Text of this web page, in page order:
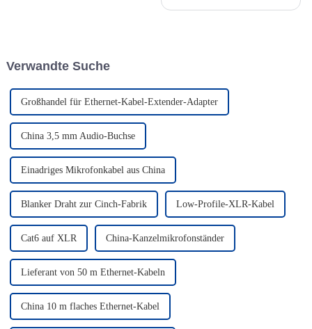
Verwandte Suche
Großhandel für Ethernet-Kabel-Extender-Adapter
China 3,5 mm Audio-Buchse
Einadriges Mikrofonkabel aus China
Blanker Draht zur Cinch-Fabrik Low-Profile-XLR-Kabel
Cat6 auf XLR China-Kanzelmikrofonständer
Lieferant von 50 m Ethernet-Kabeln
China 10 m flaches Ethernet-Kabel